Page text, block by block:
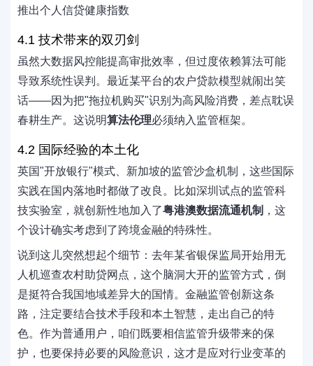
推出个人信贷健康指数
4.1 技术带来的双刃剑
虽然大数据风控能提高审批效率，但过度依赖算法可能
导致系统性误判。最近某平台的农户贷款模型就闹出笑
话——因为把"拖拉机购买"识别为高风险消费，差点耽误
春耕生产。这说明算法伦理必须纳入监管框架。
4.2 国际经验的本土化
英国"开放银行"模式、新加坡的监管沙盒机制，这些国际
实践在国内落地时都做了改良。比如深圳试点的监管科
技实验室，就创新性地加入了粤港澳数据流通机制 ，这
个设计确实考虑到了跨境金融的特殊性。
说到这儿突然想起个细节：去年某省银保监局开始用无
人机巡查农村助贷网点，这个脑洞大开的监管方式，倒
是挺符合我国地域差异大的国情。金融监管创新这条
路，注定要结合技术手段和本土智慧，走出自己的特
色。作为普通用户，咱们既要相信监管升级带来的保
护，也要保持必要的风险意识，这才是应对行业变革的